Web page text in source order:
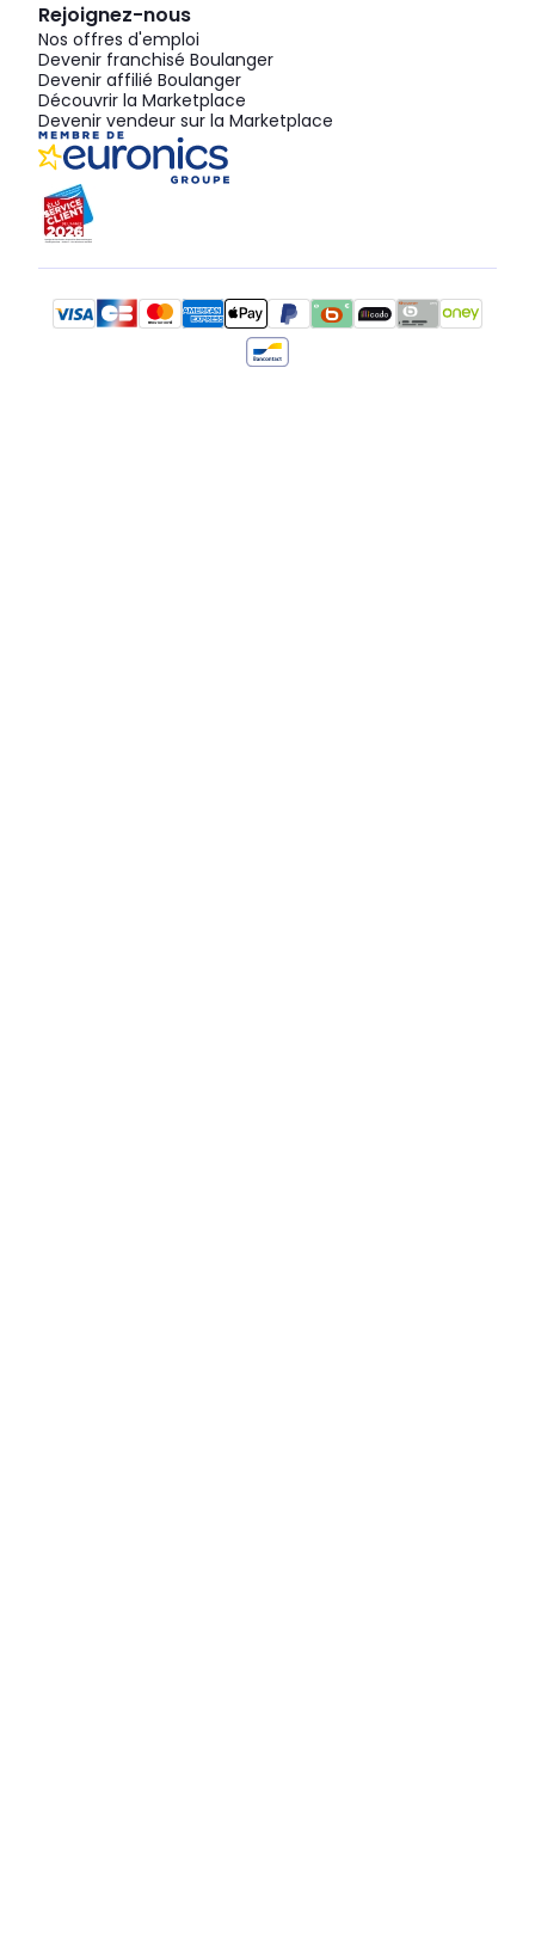
Rejoignez-nous
Nos offres d'emploi
Devenir franchisé Boulanger
Devenir affilié Boulanger
Découvrir la Marketplace
Devenir vendeur sur la Marketplace